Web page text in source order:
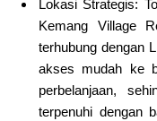
Lokasi Strategis:
Kemang Village
terhubung dengan
akses mudah ke
perbelanjaan,
terpenuhi dengan